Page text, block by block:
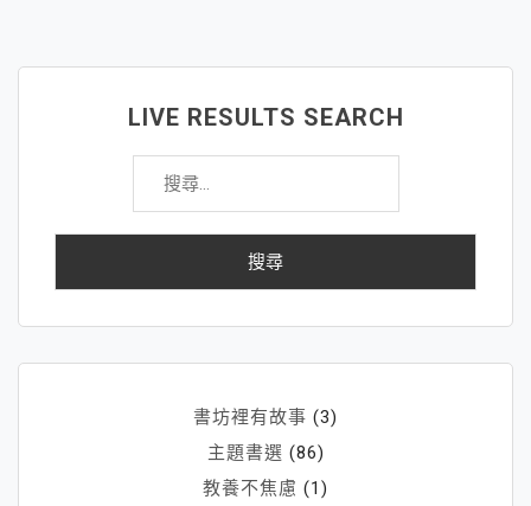
說
話
VS
勇
LIVE RESULTS SEARCH
搜
關
書坊裡有故事 (3)
主題書選 (86)
教養不焦慮 (1)